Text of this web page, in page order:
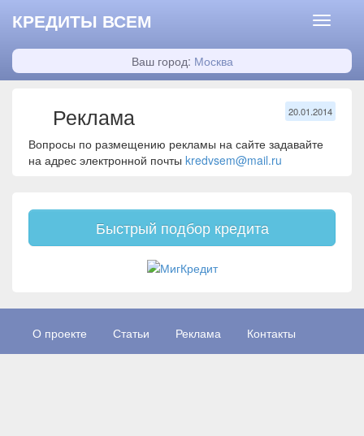
КРЕДИТЫ ВСЕМ
Ваш город: Москва
20.01.2014
Реклама
Вопросы по размещению рекламы на сайте задавайте
на адрес электронной почты kredvsem@mail.ru
Быстрый подбор кредита
О проекте Статьи Реклама Контакты